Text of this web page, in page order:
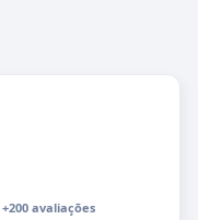
+200 avaliações